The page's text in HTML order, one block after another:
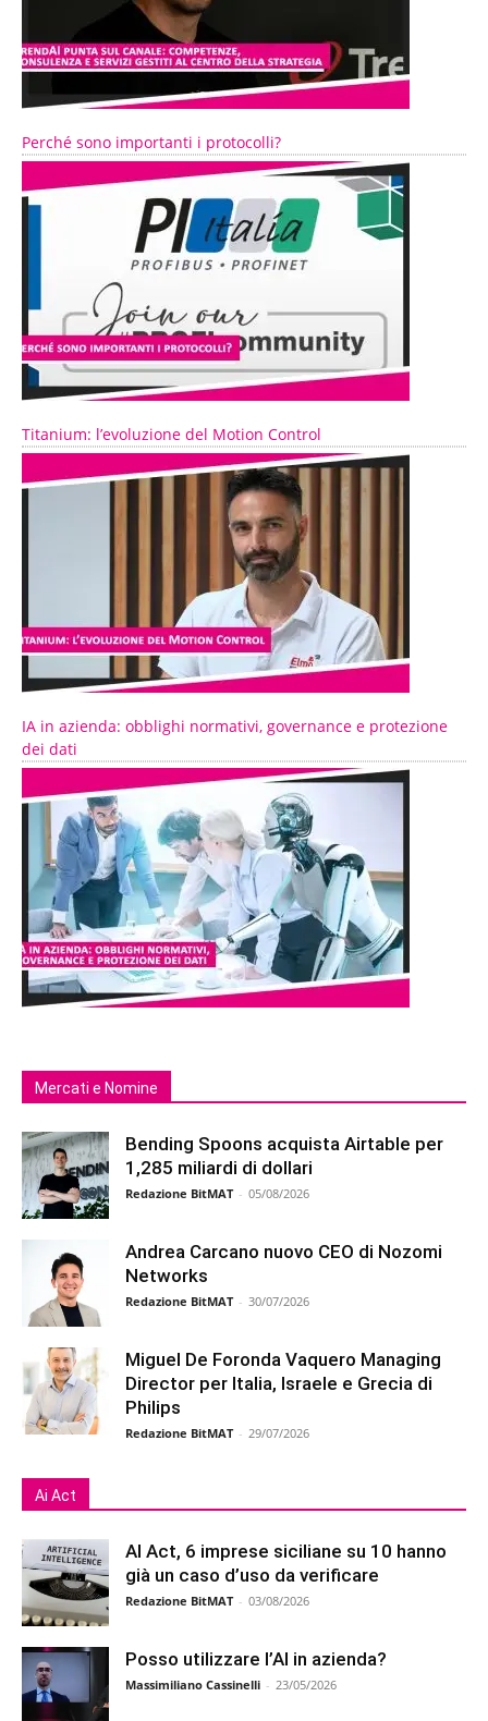
Perché sono importanti i protocolli?
Titanium: l’evoluzione del Motion Control
IA in azienda: obblighi normativi, governance e protezione
dei dati
Mercati e Nomine
Bending Spoons acquista Airtable per
1,285 miliardi di dollari
Redazione BitMAT - 05/08/2026
Andrea Carcano nuovo CEO di Nozomi
Networks
Redazione BitMAT - 30/07/2026
Miguel De Foronda Vaquero Managing
Director per Italia, Israele e Grecia di
Philips
Redazione BitMAT - 29/07/2026
Ai Act
AI Act, 6 imprese siciliane su 10 hanno
già un caso d’uso da verificare
Redazione BitMAT - 03/08/2026
Posso utilizzare l’AI in azienda?
Massimiliano Cassinelli - 23/05/2026